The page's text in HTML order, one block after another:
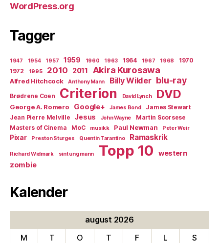
WordPress.org
Tagger
1947 1954 1957 1959 1960 1963 1964 1967 1968
1970
1972
1995 2010 2011 Akira Kurosawa
Alfred Hitchcock Anthony Mann Billy Wilder blu-ray
Brødrene Coen Criterion David Lynch DVD
George A. Romero Google+ James Bond
James Stewart
Jean Pierre Melville
Jesus John Wayne
Martin Scorsese
Masters of Cinema
MoC musikk Paul Newman Peter Weir
Pixar Preston Sturges Quentin Tarantino Ramaskrik
Richard Widmark sint ung mann Topp 10
western
zombie
Kalender
august 2026
M
T O T F L
S